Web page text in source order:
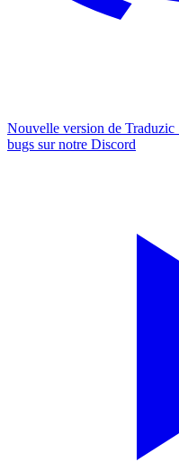
Nouvelle version de
bugs sur notre Discord